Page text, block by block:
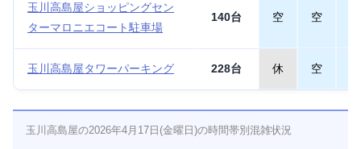
玉川高島屋ショッピングセン
ターマロニエコート駐車場
140台 空 空
玉川高島屋タワーパーキング 228台 休 空
玉川高島屋の2026年4月17日(金曜日)の時間帯別混雑状況